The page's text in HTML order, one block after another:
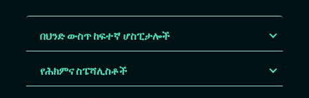
በህንድ ውስጥ ከፍተኛ ሆስፒታሎች
የሕክምና ስፔሻሊስቶች